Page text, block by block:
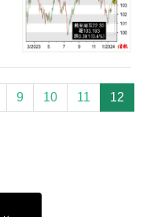
9 10 11 12